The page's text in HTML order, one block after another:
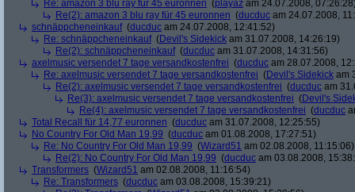
Re: amazon 3 blu ray für 45 euronnen (playaz am 24.07.2008,
Re(2): amazon 3 blu ray für 45 euronnen (ducduc am 24.07.2008,
schnäppcheneinkauf(ducduc am 24.07.2008, 12:41:52)
Re: schnäppcheneinkauf(Devil's Sidekick am 31.07.2008, 14:26:19)
Re(2): schnäppcheneinkauf(ducduc am 31.07.2008, 14:31:56)
axelmusic versendet 7 tage versandkostenfrei (ducduc am 28.07.2008,
Re: axelmusic versendet 7 tage versandkostenfrei (Devil's Sidekick am
Re(2): axelmusic versendet 7 tage versandkostenfrei (ducduc am
Re(3): axelmusic versendet 7 tage versandkostenfrei (Devil's
Re(4): axelmusic versendet 7 tage versandkostenfrei (ducduc
Total Recall für 14,77 euronnen (ducduc am 31.07.2008, 12:25:55)
No Country For Old Man 19,99 (ducduc am 01.08.2008, 17:27:51)
Re: No Country For Old Man 19,99 (Wizard51 am 02.08.2008, 11:15:06)
Re(2): No Country For Old Man 19,99 (ducduc am 03.08.2008,
Transformers (Wizard51 am 02.08.2008, 11:16:54)
Re: Transformers (ducduc am 03.08.2008, 15:39:21)